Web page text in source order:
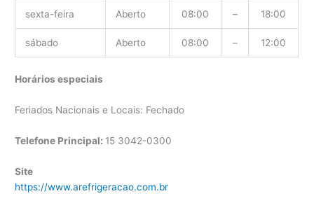
sexta-feira Aberto 08:00 – 18:00
sábado Aberto 08:00 – 12:00
Horários especiais
Feriados Nacionais e Locais: Fechado
Telefone Principal: 15 3042-0300
Site
https://www.arefrigeracao.com.br